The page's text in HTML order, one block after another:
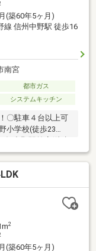
(築60年5ヶ月)
線 信州中野駅 徒歩16
南宮
都市ガス
システムキッチン
〇駐車４台以上可
小学校(徒歩23
)・クスリのアオキ
画からサポート●
ついてわからな
まった などペー
合ったローンのご
2
(築60年5ヶ月)